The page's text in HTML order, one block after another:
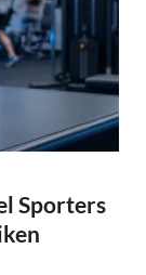
Sporters